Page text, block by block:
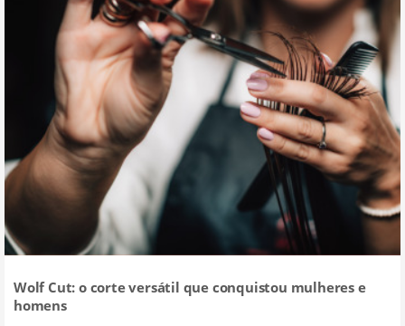
Wolf Cut: o corte versátil que conquistou mulheres e
homens